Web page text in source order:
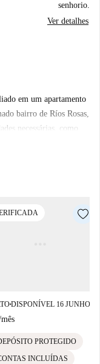
senhorio.
Ver detalhes
em um apartamento
bairro de Ríos Rosas,
necessárias, como
Verificado
Observação: casais não
enriquece sua
pode desfrutar de
■DISPONÍVEL 16 JUNHO
mês
PROTEGIDO
INCLUÍDAS